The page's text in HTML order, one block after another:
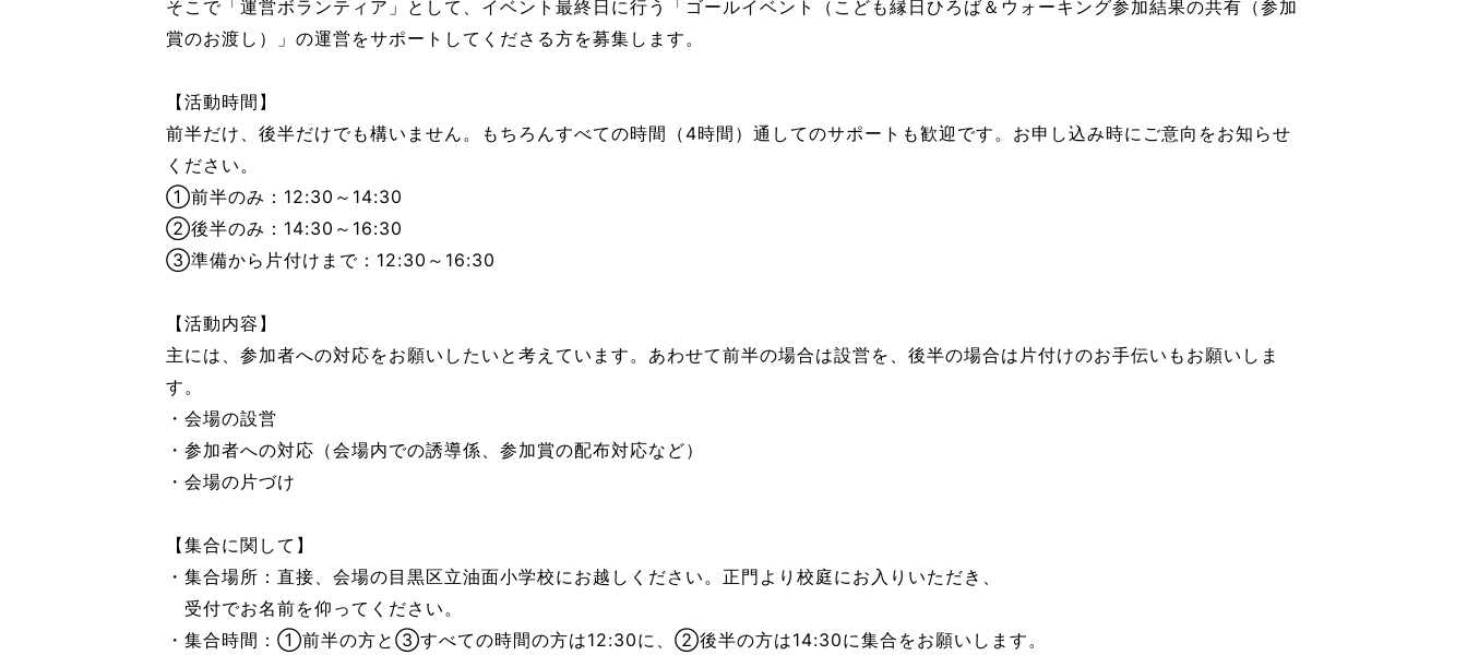
そこで「運営ボランティア」として、イベント最終日に行う「ゴールイベント（こども縁日ひろば＆ウォーキング参加結果の共有（参加
賞のお渡し）」の運営をサポートしてくださる方を募集します。
【活動時間】
前半だけ、後半だけでも構いません。もちろんすべての時間（4時間）通してのサポートも歓迎です。お申し込み時にご意向をお知らせ
ください。
①前半のみ：12:30～14:30
②後半のみ：14:30～16:30
③準備から片付けまで：12:30～16:30
【活動内容】
主には、参加者への対応をお願いしたいと考えています。あわせて前半の場合は設営を、後半の場合は片付けのお手伝いもお願いしま
す。
・会場の設営
・参加者への対応（会場内での誘導係、参加賞の配布対応など）
・会場の片づけ
【集合に関して】
・集合場所：直接、会場の目黒区立油面小学校にお越しください。正門より校庭にお入りいただき、
受付でお名前を仰ってください。
・集合時間：①前半の方と③すべての時間の方は12:30に、②後半の方は14:30に集合をお願いします。